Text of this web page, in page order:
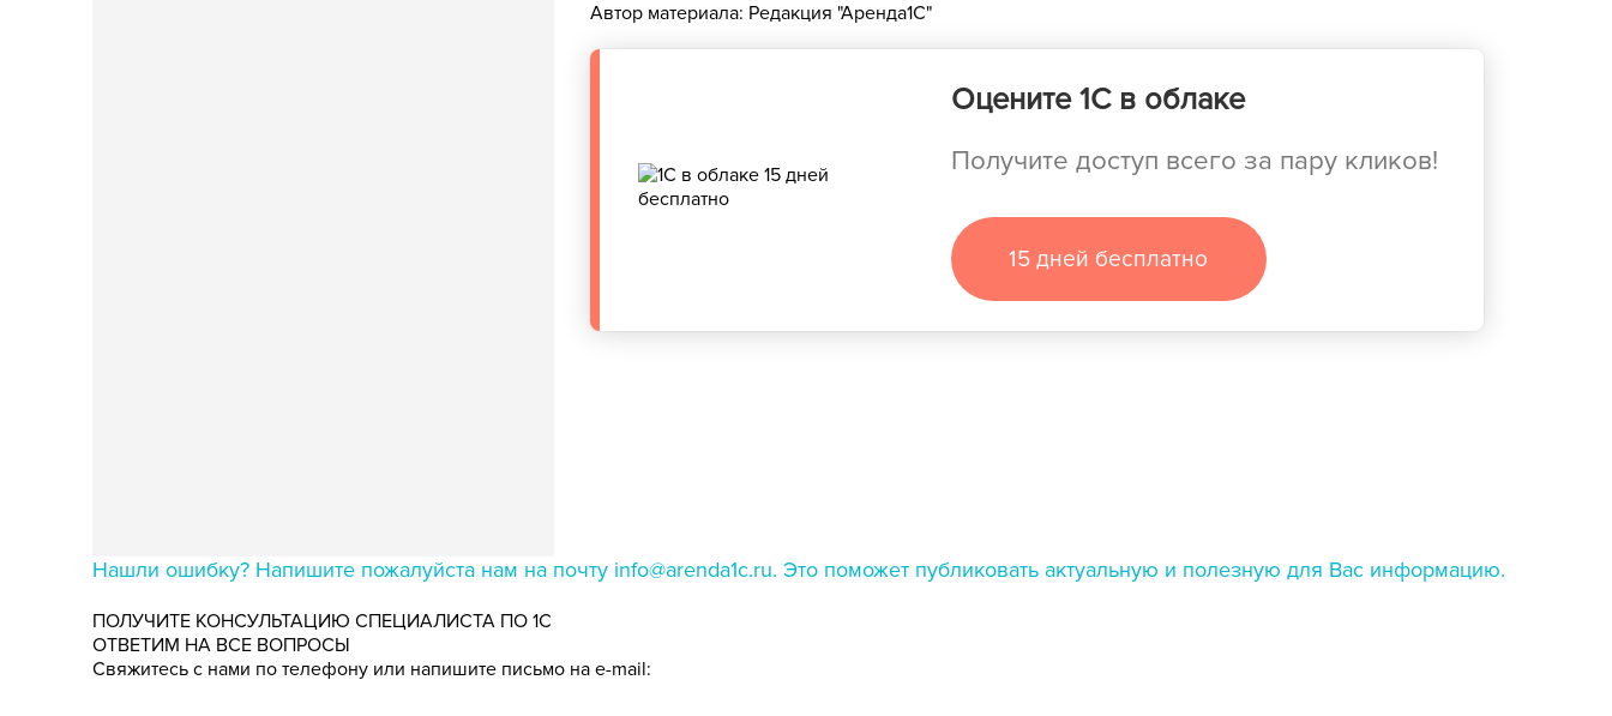
Автор материала: Редакция "Аренда1С"
Оцените 1С в облаке
Получите доступ всего за пару кликов!
15 дней бесплатно
Нашли ошибку? Напишите пожалуйста нам на почту info@arenda1c.ru. Это поможет публиковать актуальную и полезную для Вас информацию.
ПОЛУЧИТЕ КОНСУЛЬТАЦИЮ СПЕЦИАЛИСТА ПО 1С
ОТВЕТИМ НА ВСЕ ВОПРОСЫ
Свяжитесь с нами по телефону или напишите письмо на e-mail: